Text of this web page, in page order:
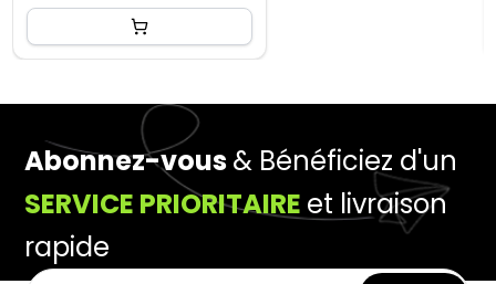
Abonnez-vous& Bénéficiez d'un
SERVICE PRIORITAIRE et livraison
rapide